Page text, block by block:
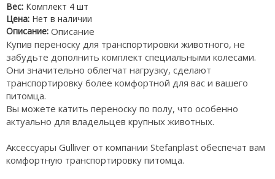
Вес: Комплект 4 шт
Цена: Нет в наличии
Описание: Описание
Купив переноску для транспортировки животного, не
забудьте дополнить комплект специальными колесами.
Они значительно облегчат нагрузку, сделают
транспортировку более комфортной для вас и вашего
питомца.
Вы можете катить переноску по полу, что особенно
актуально для владельцев крупных животных.
Аксессуары Gulliver от компании Stefanplast обеспечат вам
комфортную транспортировку питомца.